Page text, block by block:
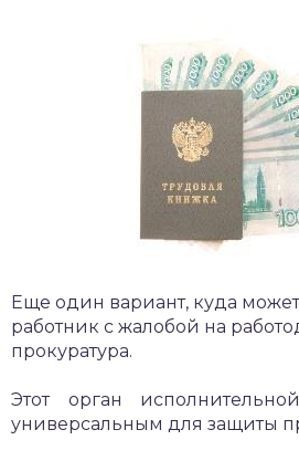
Еще один вариант, куда может
работник с жалобой на
прокуратура.
Этот орган
универсальным для защиты